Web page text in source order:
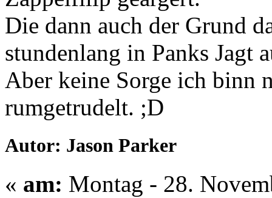
Die dann auch der Grund
stundenlang in Panks Jagt
Aber keine Sorge ich binn
rumgetrudelt. ;D
Autor: Jason Parker
« am: Montag - 28.